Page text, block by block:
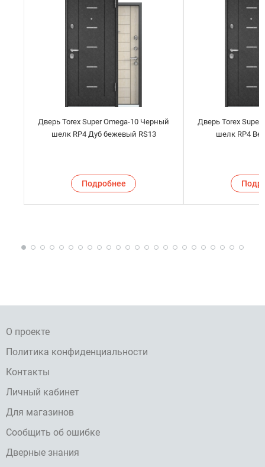
Дверь Torex Super Omega-10 Черный
шелк RP4 Дуб бежевый RS13
Подробнее
Дверь Torex
шелк RP4
О проекте
Политика конфиденциальности
Контакты
Личный кабинет
Для магазинов
Сообщить об ошибке
Дверные знания